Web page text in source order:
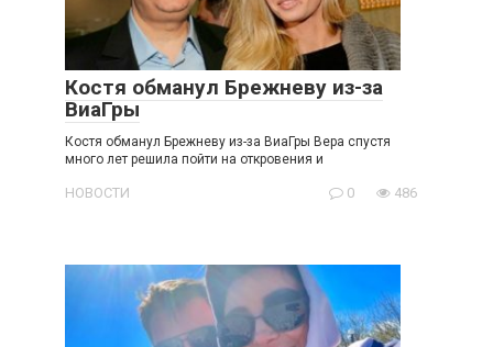
Костя обманул Брежневу из-за
ВиаГры
Костя обманул Брежневу из-за ВиаГры Вера спустя
много лет решила пойти на откровения и
НОВОСТИ 0 486